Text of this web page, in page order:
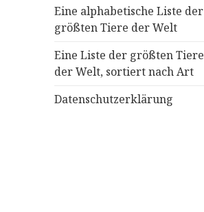
Eine alphabetische Liste der
größten Tiere der Welt
Eine Liste der größten Tiere
der Welt, sortiert nach Art
Datenschutzerklärung